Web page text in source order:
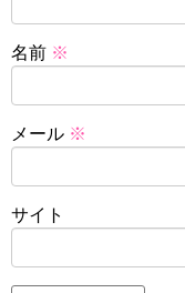
名前 ※
メール ※
サイト